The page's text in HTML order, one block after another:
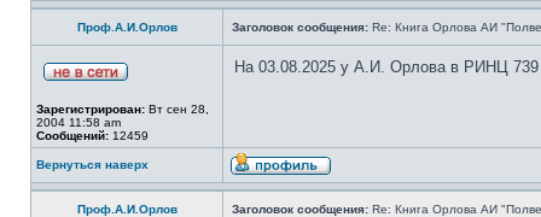
Проф.А.И.Орлов Заголовок сообщения: Re: Книга Орлова АИ
Зарегистрирован: Вт сен 28,
2004 11:58 am
Сообщений: 12459
На 03.08.2025 у А.И. Орлова в РИНЦ 739
Вернуться наверх
Проф.А.И.Орлов Заголовок сообщения: Re: Книга Орлова АИ